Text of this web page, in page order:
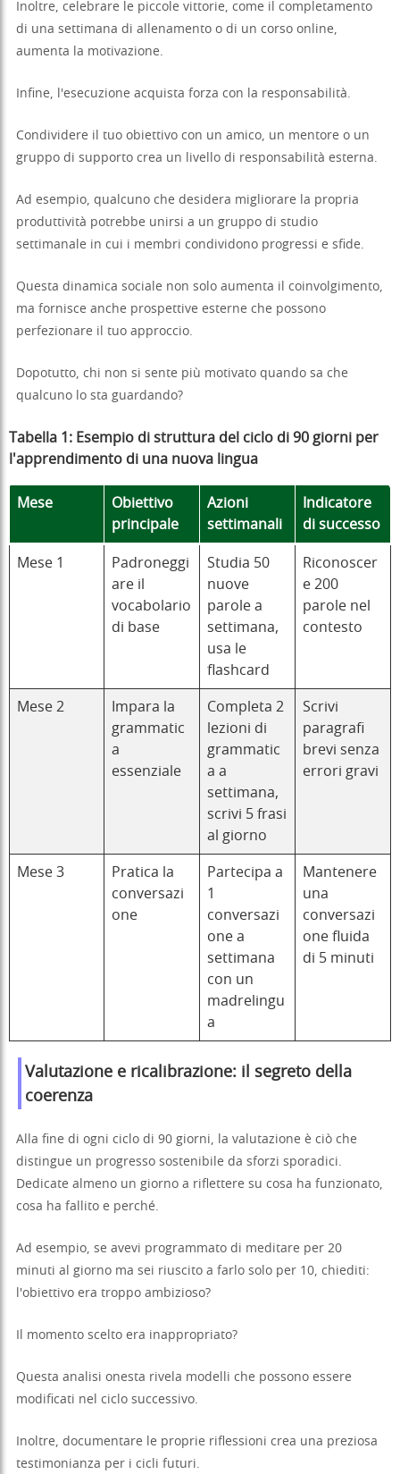
Inoltre, celebrare le piccole vittorie, come il completamento
di una settimana di allenamento o di un corso online,
aumenta la motivazione.
Infine, l'esecuzione acquista forza con la responsabilità.
Condividere il tuo obiettivo con un amico, un mentore o un
gruppo di supporto crea un livello di responsabilità esterna.
Ad esempio, qualcuno che desidera migliorare la propria
produttività potrebbe unirsi a un gruppo di studio
settimanale in cui i membri condividono progressi e sfide.
Questa dinamica sociale non solo aumenta il coinvolgimento,
ma fornisce anche prospettive esterne che possono
perfezionare il tuo approccio.
Dopotutto, chi non si sente più motivato quando sa che
qualcuno lo sta guardando?
Tabella 1: Esempio di struttura del ciclo di 90 giorni per
l'apprendimento di una nuova lingua
Mese
Obiettivo
principale
Azioni
settimanali
Indicatore
di successo
Mese 1
Padroneggi
are il
vocabolario
di base
Studia 50
nuove
parole a
settimana,
usa le
flashcard
Riconoscer
e 200
parole nel
contesto
Mese 2
Impara la
grammatic
a
essenziale
Completa 2
lezioni di
grammatic
a a
settimana,
scrivi 5 frasi
al giorno
Scrivi
paragrafi
brevi senza
errori gravi
Mese 3
Pratica la
conversazi
one
Partecipa a
1
conversazi
one a
settimana
con un
madrelingu
a
Mantenere
una
conversazi
one fluida
di 5 minuti
Valutazione e ricalibrazione: il segreto della
coerenza
Alla fine di ogni ciclo di 90 giorni, la valutazione è ciò che
distingue un progresso sostenibile da sforzi sporadici.
Dedicate almeno un giorno a riflettere su cosa ha funzionato,
cosa ha fallito e perché.
Ad esempio, se avevi programmato di meditare per 20
minuti al giorno ma sei riuscito a farlo solo per 10, chiediti:
l'obiettivo era troppo ambizioso?
Il momento scelto era inappropriato?
Questa analisi onesta rivela modelli che possono essere
modificati nel ciclo successivo.
Inoltre, documentare le proprie riflessioni crea una preziosa
testimonianza per i cicli futuri.